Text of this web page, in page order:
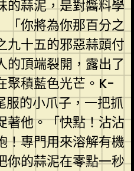
的蒜泥，是對醬料學
「你將為你那百分之
九十五的邪惡蒜頭付
的頂端裂開，露出了
聚積藍色光芒。K-
的小爪子，一把抓
著他。「快點！沾沾
！專門用來溶解有機
你的蒜泥在零點一秒